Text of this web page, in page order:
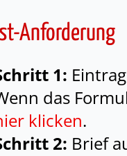
Anforderung
1:
das
klicken.
2: Brief